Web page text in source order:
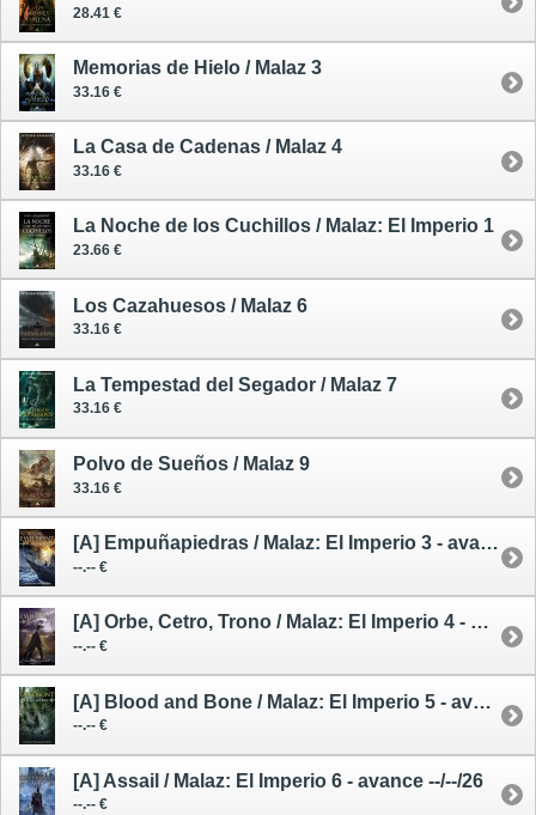
28.41 €
Memorias de Hielo / Malaz 3
33.16 €
La Casa de Cadenas / Malaz 4
33.16 €
La Noche de los Cuchillos / Malaz: El Imperio 1
23.66 €
Los Cazahuesos / Malaz 6
33.16 €
La Tempestad del Segador / Malaz 7
33.16 €
Polvo de Sueños / Malaz 9
33.16 €
[A] Empuñapiedras / Malaz: El Imperio 3 - avance --/--/26
--.-- €
[A] Orbe, Cetro, Trono / Malaz: El Imperio 4 - avance --/--/26
--.-- €
[A] Blood and Bone / Malaz: El Imperio 5 - avance --/--/26
--.-- €
[A] Assail / Malaz: El Imperio 6 - avance --/--/26
--.-- €